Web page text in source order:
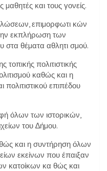
µαθητές και τους γονείς.
επιµορφωτι κών
εκπλήρωση των
θέµατα αθλητι σµού.
πολιτιστικής
καθώς και η
επιπέδου
όλων των ιστορικών,
του ∆ήµου.
και η συντήρηση όλων
εκείνων που έπαιξαν
κατοίκων κα θώς και